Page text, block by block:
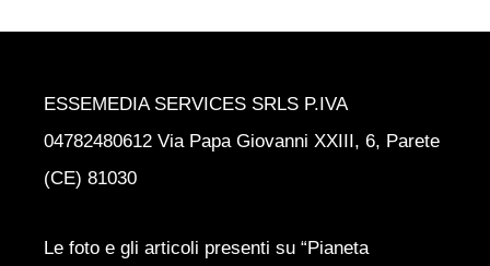
ESSEMEDIA SERVICES SRLS P.IVA
04782480612 Via Papa Giovanni XXIII, 6, Parete
(CE) 81030
Le foto e gli articoli presenti su “Pianeta